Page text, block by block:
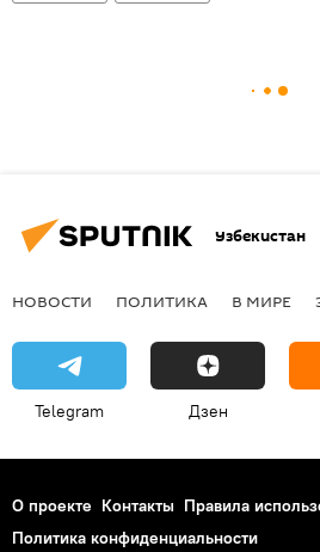
Узбекистан
НОВОСТИ ПОЛИТИКА В МИРЕ
Telegram Дзен
О проекте Контакты Правила
Политика конфиденциальности